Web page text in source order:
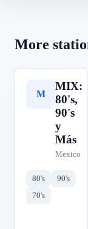
More
M
MIX:
80's,
90's
y
Más
Mexico
80's
90's
70's